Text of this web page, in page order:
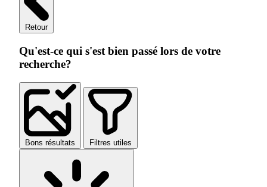
Retour
Qu'est-ce qui s'est bien passé lors de votre
recherche?
Bons résultats Filtres utiles